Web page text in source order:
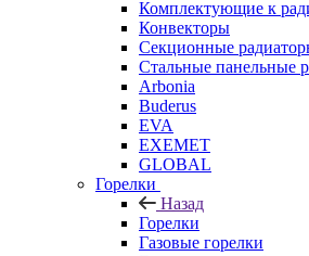
Комплектующие к
Конвекторы
Секционные
Стальные панельные
Arbonia
Buderus
EVA
EXEMET
GLOBAL
Горелки
Назад
Горелки
Газовые горелки